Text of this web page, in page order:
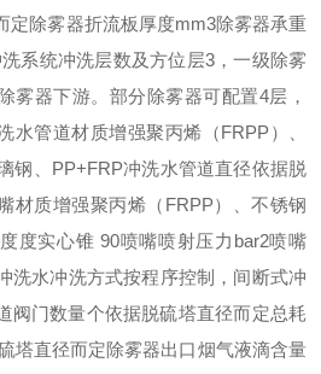
定除雾器折流板厚度mm3除雾器承重
系统冲洗层数及方位层3，一级除雾
雾器下游。部分除雾器可配置4层，
水管道材质增强聚丙烯（FRPP）、
钢、PP+FRP冲洗水管道直径依据脱
材质增强聚丙烯（FRPP）、不锈钢
度实心锥 90喷嘴喷射压力bar2喷嘴
洗水冲洗方式按程序控制，间断式冲
阀门数量个依据脱硫塔直径而定总耗
塔直径而定除雾器出口烟气液滴含量